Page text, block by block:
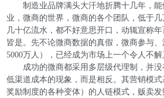
制造业品牌满头大汗地折腾十几年，能
业，微商的世界，微商的各个团队，低于几
几十亿流水，都不好意思开口，动辄宣称
皆是。先不论微商数据的真假，微商参与
5000万人），已经成为市场上一个令人不解
成功的微商都采用多层级代理制，并没
低渠道成本的现象，而是相反。其营销模
奖励制度的各种变体）的人链模式，贩卖